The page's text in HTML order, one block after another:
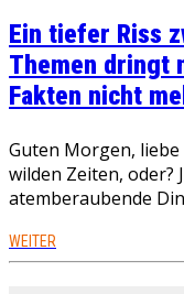
Ein tiefer Riss
Themen dringt
Fakten nicht
Guten Morgen,
wilden Zeiten, oder?
atemberaubende
WEITER